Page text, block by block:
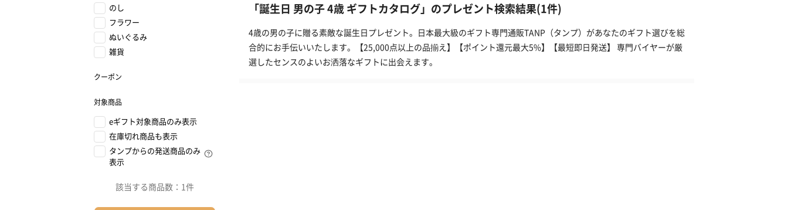
のし
フラワー
ぬいぐるみ
雑貨
クーポン
対象商品
eギフト対象商品のみ表示
在庫切れ商品も表示
タンプからの発送商品のみ
表示
該当する商品数： 1件
「誕生日 男の子 4歳 ギフトカタログ」のプレゼント検索結果(1件)
4歳の男の子に贈る素敵な誕生日プレゼント。日本最大級のギフト専門通販TANP（タンプ）があなたのギフト選びを総
合的にお手伝いいたします。【25,000点以上の品揃え】【ポイント還元最大5%】【最短即日発送】 専門バイヤーが厳
選したセンスのよいお洒落なギフトに出会えます。